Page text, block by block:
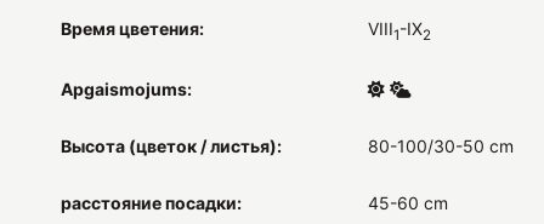
Время цветения: VIII1-IX2
Apgaismojums:
Высота (цветок / листья): 80-100/30-50 cm
расстояние посадки: 45-60 cm